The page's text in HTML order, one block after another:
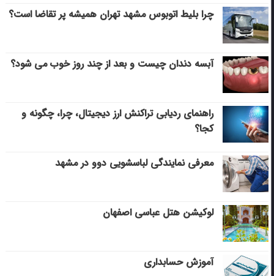
چرا بلیط اتوبوس مشهد تهران همیشه پر تقاضا است؟
آبسه دندان چیست و بعد از چند روز خوب می‌ شود؟
راهنمای ردیابی تراکنش ارز دیجیتال، چرا، چگونه و
کجا؟
معرفی نمایندگی لباسشویی دوو در مشهد
لوکیشن هتل عباسی اصفهان
آموزش حسابداری